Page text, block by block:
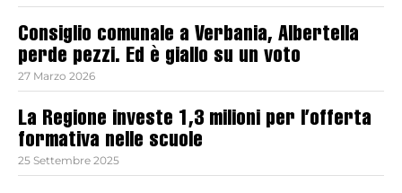
Consiglio comunale a Verbania, Albertella
perde pezzi. Ed è giallo su un voto
27 Marzo 2026
La Regione investe 1,3 milioni per l’offerta
formativa nelle scuole
25 Settembre 2025